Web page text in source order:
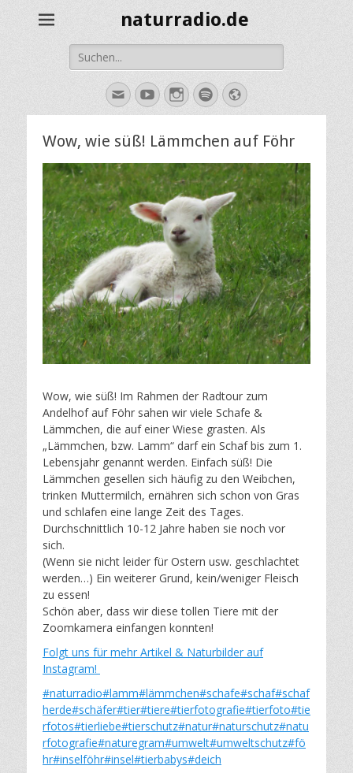
naturradio.de
Suche
nach:
E-
Mail
YouTubeInstagram
SpotifyWebsite
Wow, wie süß! Lämmchen auf Föhr
Wow, wie süß! Im Rahmen der Radtour zum
Andelhof auf Föhr sahen wir viele Schafe &
Lämmchen, die auf einer Wiese grasten. Als
„Lämmchen, bzw. Lamm“ darf ein Schaf bis zum 1.
Lebensjahr genannt werden. Einfach süß! Die
Lämmchen gesellen sich häufig zu den Weibchen,
trinken Muttermilch, ernähren sich schon von Gras
und schlafen eine lange Zeit des Tages.
Durchschnittlich 10-12 Jahre haben sie noch vor
sich.
(Wenn sie nicht leider für Ostern usw. geschlachtet
werden…) Ein weiterer Grund, kein/weniger Fleisch
zu essen!
Schön aber, dass wir diese tollen Tiere mit der
Zoomkamera einfangen konnten!
Folgt uns für mehr Artikel & Naturbilder auf
Instagram!
#naturradio#lamm#lämmchen#schafe#schaf#schaf
herde#schäfer#tier#tiere#tierfotografie#tierfoto#tie
rfotos#tierliebe#tierschutz#natur#naturschutz#natu
rfotografie#naturegram#umwelt#umweltschutz#fö
hr#inselföhr#insel#tierbabys#deich